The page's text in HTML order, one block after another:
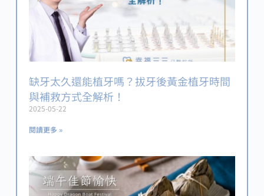
缺牙太久還能植牙嗎？拔牙後黃金植牙時間
與補救方式全解析！
2025-05-22
閱讀更多 »